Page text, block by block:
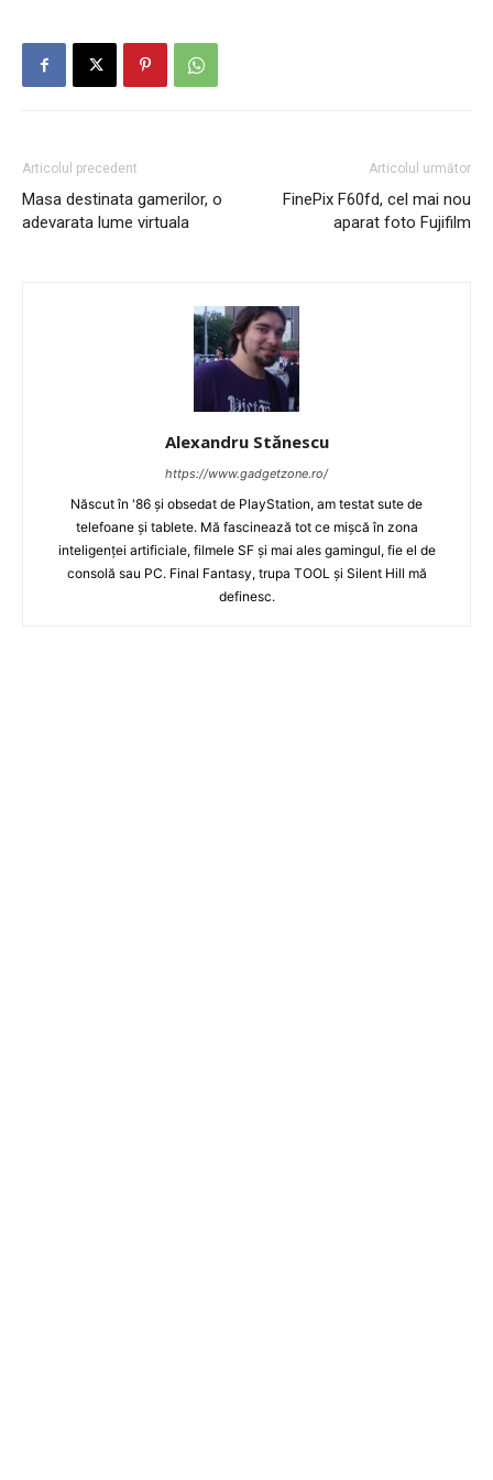
Articolul precedent
Masa destinata gamerilor, o
adevarata lume virtuala
Articolul următor
FinePix F60fd, cel mai nou
aparat foto Fujifilm
Alexandru Stănescu
https://www.gadgetzone.ro/
Născut în '86 şi obsedat de PlayStation, am testat sute de
telefoane şi tablete. Mă fascinează tot ce mişcă în zona
inteligenţei artificiale, filmele SF şi mai ales gamingul, fie el de
consolă sau PC. Final Fantasy, trupa TOOL şi Silent Hill mă
definesc.